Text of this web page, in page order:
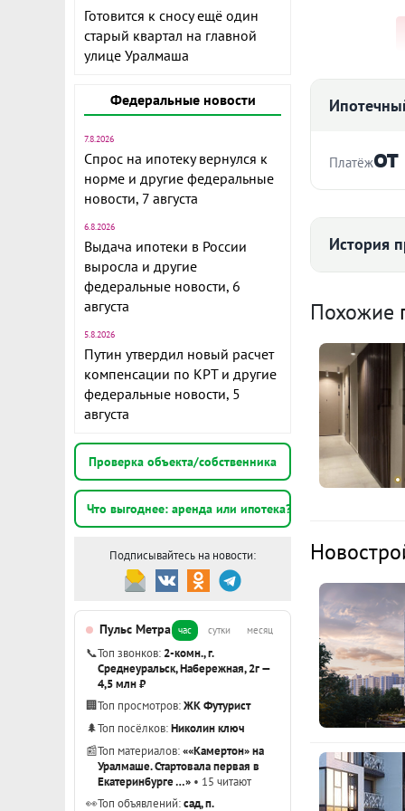
Готовится к сносу ещё один
старый квартал на главной
улице Уралмаша
Федеральные новости
7.8.2026
Спрос на ипотеку вернулся к
норме и другие федеральные
новости, 7 августа
6.8.2026
Выдача ипотеки в России
выросла и другие
федеральные новости, 6
августа
5.8.2026
Путин утвердил новый расчет
компенсации по КРТ и другие
федеральные новости, 5
августа
Проверка объекта/собственника
Что выгоднее: аренда или ипотека?
Подписывайтесь на новости:
Пульс Метра час сутки месяц
📞Топ звонков: 2-комн., г.
Среднеуральск, Набережная, 2г —
4,5 млн ₽
🏢Топ просмотров:ЖК Футурист
🌲Топ посёлков:Николин ключ
📰Топ материалов:««Камертон» на
Уралмаше. Стартовала первая в
Екатеринбурге …» • 15 читают
👀Топ объявлений:сад, п.
комплекс
Шаумяна в
близость к
ближайший
через
В доме
отделкой
полу
Выводы
стене,
проводить
тепло
При
В холлах –
житель еще
дома. Есть
лапомойка
сезонных
родители
лишние
Платёж
Расчёт по
История
164
II
Показать
Похожие